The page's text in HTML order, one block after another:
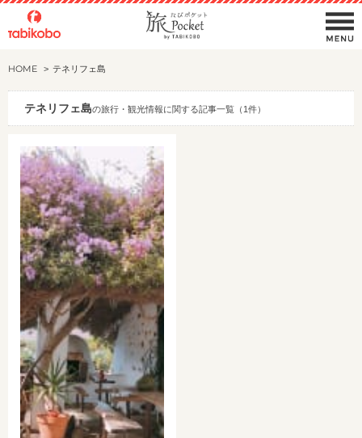
HOME テネリフェ島
テネリフェ島の旅行・観光情報に関する記事一覧（1件）